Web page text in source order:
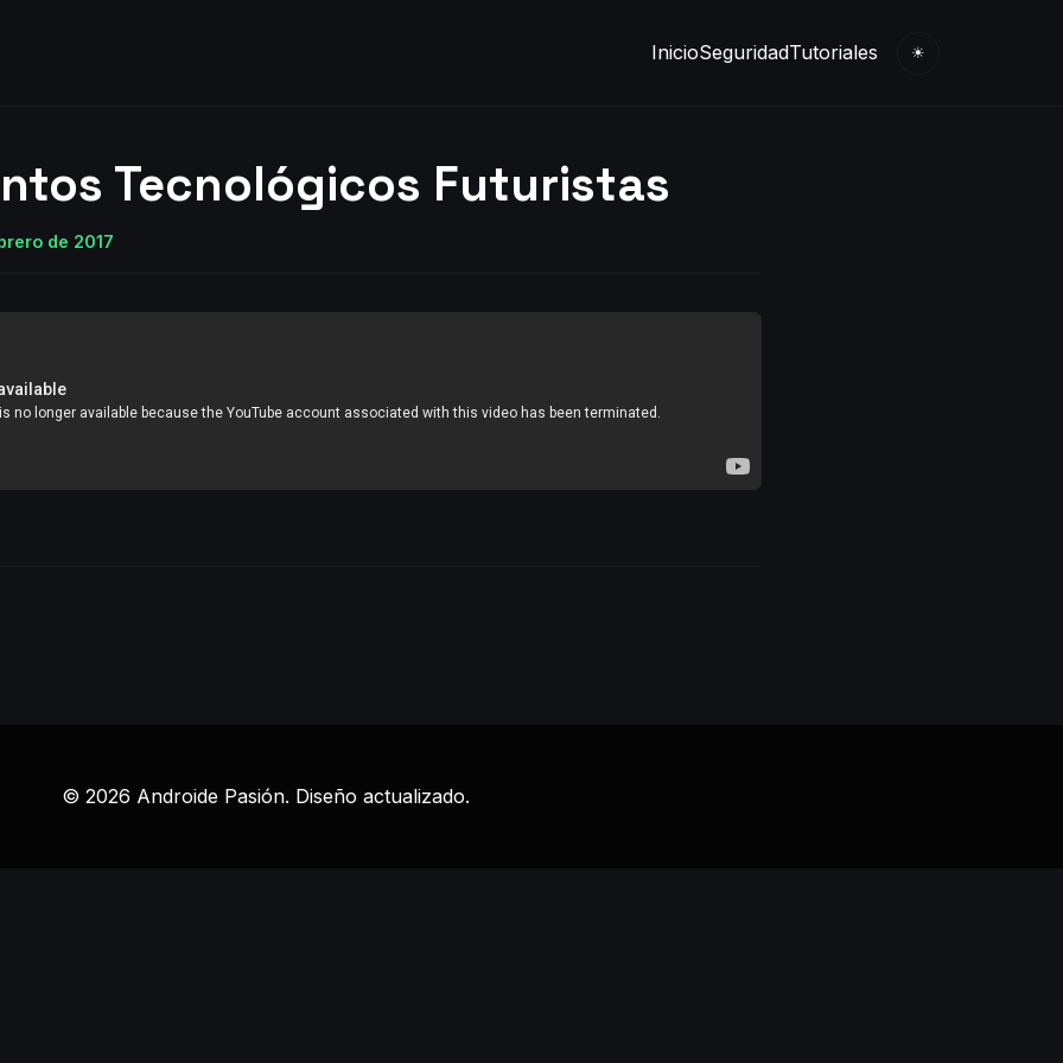
InicioSeguridadTutoriales ☀
Tecnológicos Futuristas
de 2017
© 2026 Androide Pasión. Diseño actualizado.